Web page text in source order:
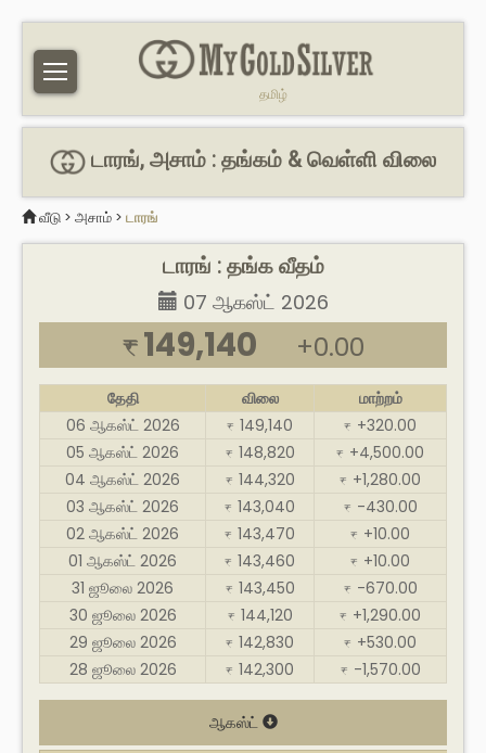
தமிழ்
டாரங், அசாம் : தங்கம் & வெள்ளி விலை
வீடு > அசாம் > டாரங்
டாரங் : தங்க வீதம்
07 ஆகஸ்ட் 2026
₹ 149,140 +0.00
தேதி விலை
மாற்றம்
06 ஆகஸ்ட் 2026
₹ 149,140 ₹ +320.00
05 ஆகஸ்ட் 2026
₹ 148,820 ₹ +4,500.00
04 ஆகஸ்ட் 2026
₹ 144,320 ₹ +1,280.00
03 ஆகஸ்ட் 2026
₹ 143,040 ₹ -430.00
02 ஆகஸ்ட் 2026
₹ 143,470 ₹ +10.00
01 ஆகஸ்ட் 2026
₹ 143,460 ₹ +10.00
31 ஜூலை 2026
₹ 143,450 ₹ -670.00
30 ஜூலை 2026
₹ 144,120 ₹ +1,290.00
29 ஜூலை 2026
₹ 142,830 ₹ +530.00
28 ஜூலை 2026
₹ 142,300 ₹ -1,570.00
ஆகஸ்ட்